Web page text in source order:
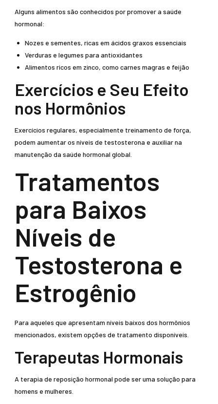
Alguns alimentos são conhecidos por promover a saúde
hormonal:
Nozes e sementes, ricas em ácidos graxos essenciais
Verduras e legumes para antioxidantes
Alimentos ricos em zinco, como carnes magras e feijão
Exercícios e Seu Efeito
nos Hormônios
Exercícios regulares, especialmente treinamento de força,
podem aumentar os níveis de testosterona e auxiliar na
manutenção da saúde hormonal global.
Tratamentos
para Baixos
Níveis de
Testosterona e
Estrogênio
Para aqueles que apresentam níveis baixos dos hormônios
mencionados, existem opções de tratamento disponíveis.
Terapeutas Hormonais
A terapia de reposição hormonal pode ser uma solução para
homens e mulheres.